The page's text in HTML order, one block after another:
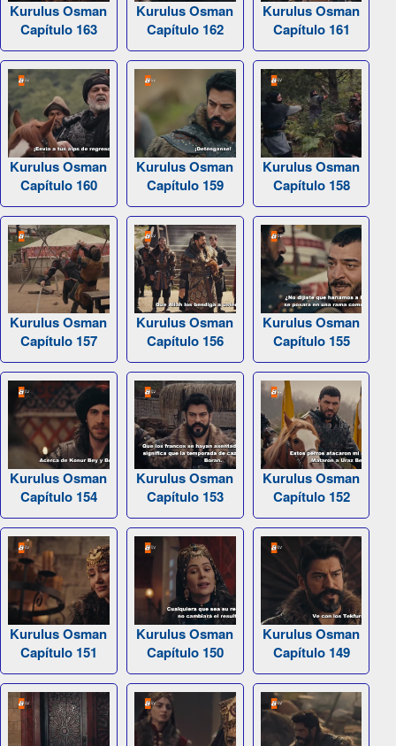
Kurulus Osman
Capítulo 163
Kurulus Osman
Capítulo 162
Kurulus Osman
Capítulo 161
Kurulus Osman
Capítulo 160
Kurulus Osman
Capítulo 159
Kurulus Osman
Capítulo 158
Kurulus Osman
Capítulo 157
Kurulus Osman
Capítulo 156
Kurulus Osman
Capítulo 155
Kurulus Osman
Capítulo 154
Kurulus Osman
Capítulo 153
Kurulus Osman
Capítulo 152
Kurulus Osman
Capítulo 151
Kurulus Osman
Capítulo 150
Kurulus Osman
Capítulo 149